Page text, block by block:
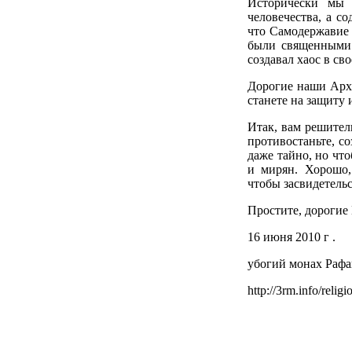
Исторически
человечества, а
что Самодержавие
были священными
создавал хаос в
Дорогие наши
станете на
Итак, вам
противостаньте,
даже тайно, но
и мирян. Хорошо,
чтобы
Простите,
16 июня 2010 г .
убогий монах
http://3rm.info/